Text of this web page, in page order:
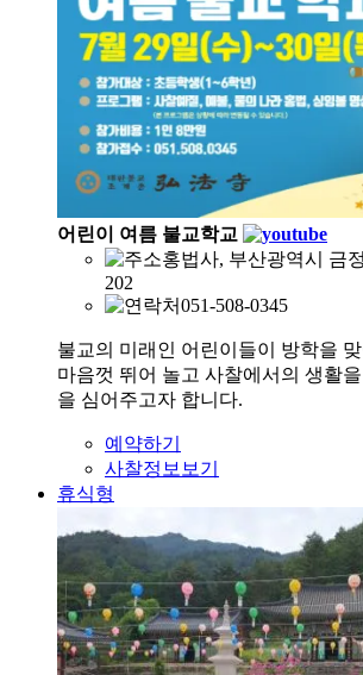
어린이 여름 불교학교
홍법사, 부산광역시 금
202
051-508-0345
불교의 미래인 어린이들이 방학을
마음껏 뛰어 놀고 사찰에서의 생활
을 심어주고자 합니다.
예약하기
사찰정보보기
휴식형